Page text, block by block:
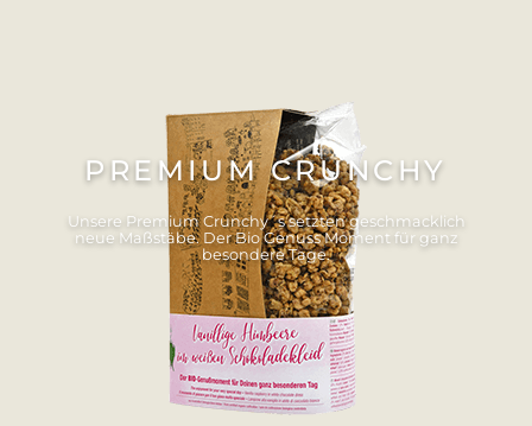
PREMIUM CRUNCHY
Unsere Premium Crunchy´s setzten geschmacklich
neue Maßstäbe. Der Bio Genuss Moment für ganz
besondere Tage.